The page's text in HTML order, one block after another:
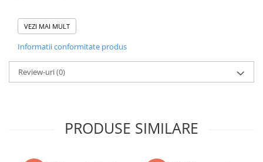
Atentie! Nuanta produsului poate diferi usor, in functie de
dispozitivul de pe care este vizualizat.
VEZI MAI MULT
Informatii conformitate produs
Review-uri(0)
PRODUSE SIMILARE